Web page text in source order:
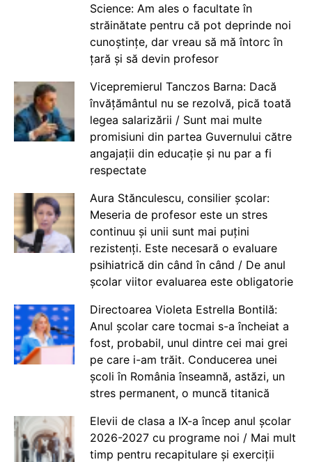
Science: Am ales o facultate în
străinătate pentru că pot deprinde noi
cunoștințe, dar vreau să mă întorc în
țară și să devin profesor
Vicepremierul Tanczos Barna: Dacă
învățământul nu se rezolvă, pică toată
legea salarizării / Sunt mai multe
promisiuni din partea Guvernului către
angajații din educație și nu par a fi
respectate
Aura Stănculescu, consilier școlar:
Meseria de profesor este un stres
continuu și unii sunt mai puțini
rezistenți. Este necesară o evaluare
psihiatrică din când în când / De anul
școlar viitor evaluarea este obligatorie
Directoarea Violeta Estrella Bontilă:
Anul școlar care tocmai s-a încheiat a
fost, probabil, unul dintre cei mai grei
pe care i-am trăit. Conducerea unei
școli în România înseamnă, astăzi, un
stres permanent, o muncă titanică
Elevii de clasa a IX-a încep anul școlar
2026-2027 cu programe noi / Mai mult
timp pentru recapitulare și exerciții